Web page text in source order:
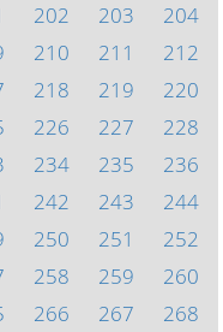
202 203
204
210 211
212
218 219
220
226 227
228
234 235
236
242 243
244
250 251
252
258 259
260
266 267
268